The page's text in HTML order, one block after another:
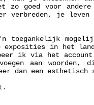
goed voor
verbreden, je
toegankelijk
exposities in het
ik via het
aan woorden,
dan een